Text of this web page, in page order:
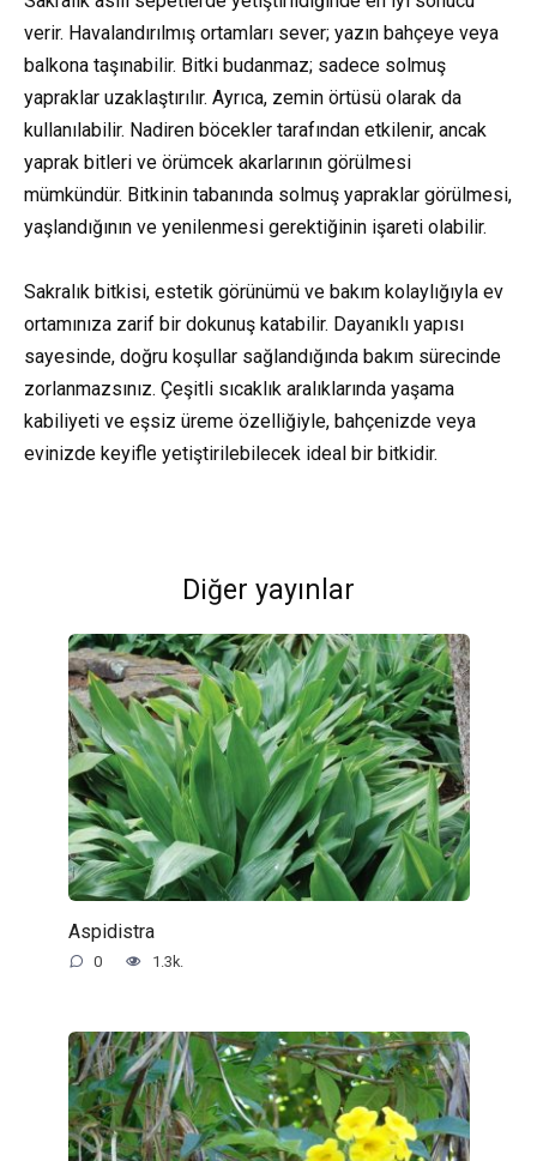
verir. Havalandırılmış ortamları sever; yazın bahçeye veya
balkona taşınabilir. Bitki budanmaz; sadece solmuş
yapraklar uzaklaştırılır. Ayrıca, zemin örtüsü olarak da
kullanılabilir. Nadiren böcekler tarafından etkilenir, ancak
yaprak bitleri ve örümcek akarlarının görülmesi
mümkündür. Bitkinin tabanında solmuş yapraklar görülmesi,
yaşlandığının ve yenilenmesi gerektiğinin işareti olabilir.
Sakralık bitkisi, estetik görünümü ve bakım kolaylığıyla ev
ortamınıza zarif bir dokunuş katabilir. Dayanıklı yapısı
sayesinde, doğru koşullar sağlandığında bakım sürecinde
zorlanmazsınız. Çeşitli sıcaklık aralıklarında yaşama
kabiliyeti ve eşsiz üreme özelliğiyle, bahçenizde veya
evinizde keyifle yetiştirilebilecek ideal bir bitkidir.
Diğer yayınlar
Aspidistra
0 1.3k.